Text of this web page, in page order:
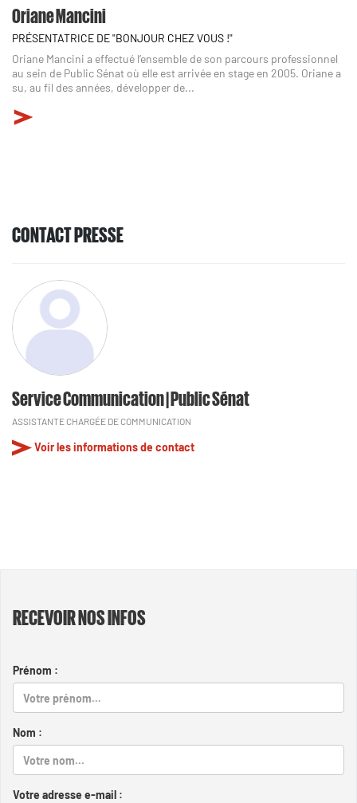
Oriane Mancini
PRÉSENTATRICE DE "BONJOUR CHEZ VOUS !"
Oriane Mancini a effectué l’ensemble de son parcours professionnel
au sein de Public Sénat où elle est arrivée en stage en 2005. Oriane a
su, au fil des années, développer de...
CONTACT PRESSE
Service Communication | Public Sénat
ASSISTANTE CHARGÉE DE COMMUNICATION
Voir les informations de contact
RECEVOIR NOS INFOS
Prénom :
Nom :
Votre adresse e-mail :